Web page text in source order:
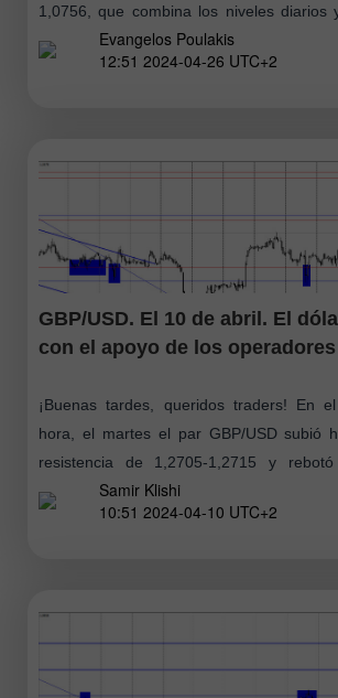
1,0756, que combina los niveles diarios
caso
Evangelos Poulakis
12:51 2024-04-26 UTC+2
GBP/USD. El 10 de abril. El
con el apoyo de los operadores
¡Buenas tardes, queridos traders! En
hora, el martes el par GBP/USD subió
resistencia de 1,2705-1,2715 y
produjo
Samir Klishi
10:51 2024-04-10 UTC+2